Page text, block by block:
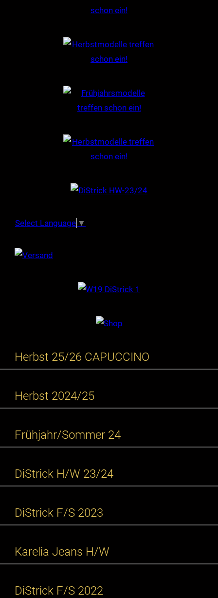
Select Language ▼
Herbst 25/26 CAPUCCINO
Herbst 2024/25
Frühjahr/Sommer 24
DiStrick H/W 23/24
DiStrick F/S 2023
Karelia Jeans H/W
DiStrick F/S 2022